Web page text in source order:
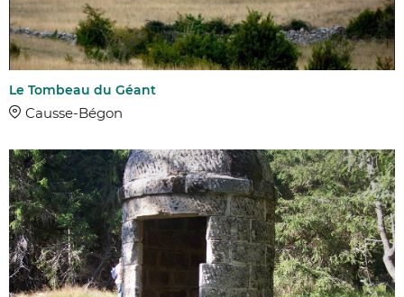
Le Tombeau du Géant
Causse-Bégon